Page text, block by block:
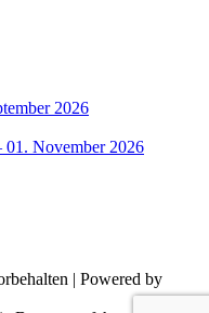
2026
01. November 2026
| Powered by